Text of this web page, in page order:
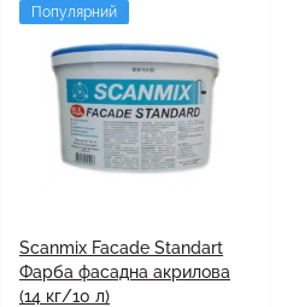
Популярний
Scanmix Facade Standart
Фарба фасадна акрилова
(14 кг/10 л)